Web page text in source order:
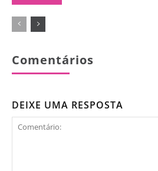
Comentários
DEIXE UMA RESPOSTA